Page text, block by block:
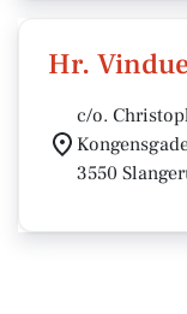
Hr.
c/o.
3550